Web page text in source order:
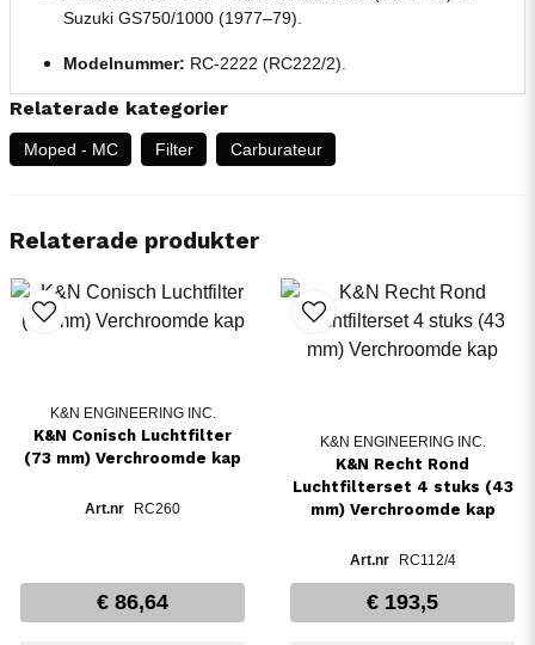
Suzuki GS750/1000 (1977–79).
Modelnummer: RC-2222 (RC222/2).
Relaterade kategorier
Moped - MC Filter Carburateur
Relaterade produkter
K&N ENGINEERING INC.
K&N Conisch Luchtfilter
(73 mm) Verchroomde kap
RC260
€ 86,64
K&N ENGINEERING INC.
K&N Recht Rond
Luchtfilterset 4 stuks (43
mm) Verchroomde kap
RC112/4
€ 193,5